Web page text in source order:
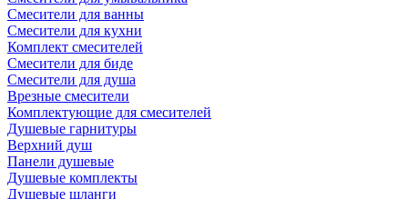
Смесители для ванны
Смесители для кухни
Комплект смесителей
Смесители для биде
Смесители для душа
Врезные смесители
Комплектующие для смесителей
Душевые гарнитуры
Верхний душ
Панели душевые
Душевые комплекты
Душевые шланги